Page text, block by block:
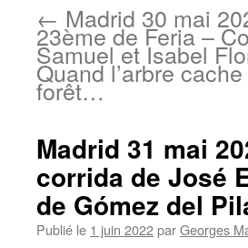
← Madrid 30 mai
23ème de Feria –
Samuel et Isabel
Quand l’arbre
forêt…
Madrid 31 mai
corrida de José
de Gómez del
Publié le 1 juin 2022parGeorges